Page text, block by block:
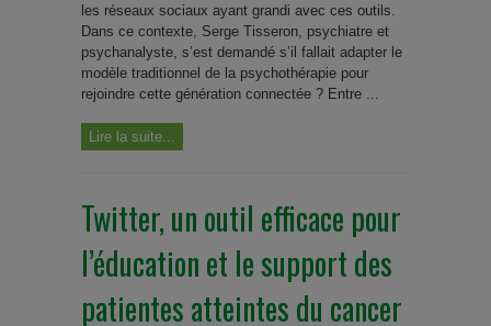
les réseaux sociaux ayant grandi avec ces outils.
Dans ce contexte, Serge Tisseron, psychiatre et
psychanalyste, s’est demandé s’il fallait adapter le
modèle traditionnel de la psychothérapie pour
rejoindre cette génération connectée ? Entre ...
Lire la suite...
Twitter, un outil efficace pour
l’éducation et le support des
patientes atteintes du cancer